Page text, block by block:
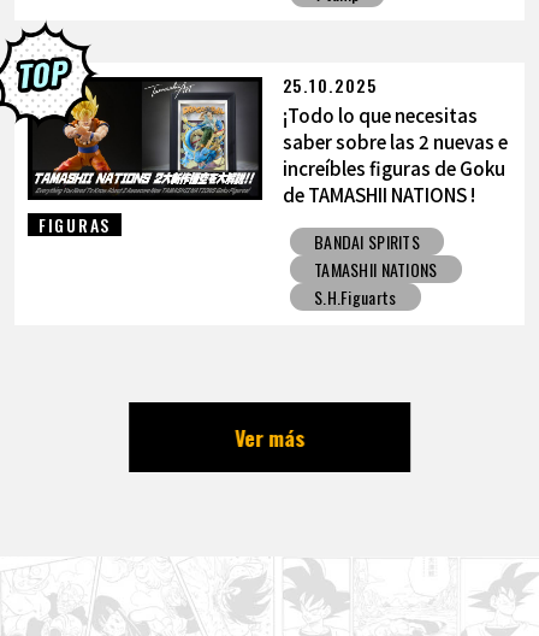
FIGURAS
25.10.2025
¡Todo lo que necesitas
saber sobre las 2 nuevas e
increíbles figuras de Goku
de TAMASHII NATIONS !
BANDAI SPIRITS
TAMASHII NATIONS
S.H.Figuarts
Ver más